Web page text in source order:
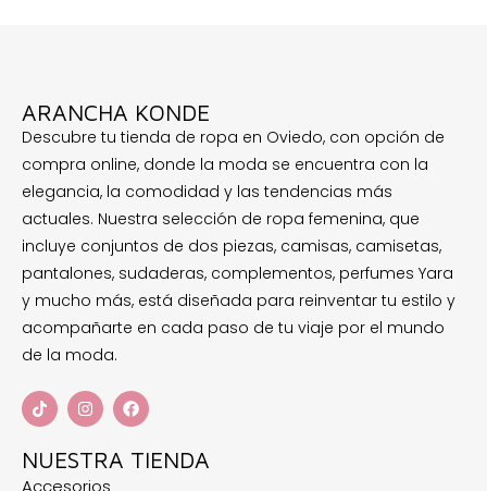
ARANCHA KONDE
Descubre tu tienda de ropa en Oviedo, con opción de
compra online, donde la moda se encuentra con la
elegancia, la comodidad y las tendencias más
actuales. Nuestra selección de ropa femenina, que
incluye conjuntos de dos piezas, camisas, camisetas,
pantalones, sudaderas, complementos, perfumes Yara
y mucho más, está diseñada para reinventar tu estilo y
acompañarte en cada paso de tu viaje por el mundo
de la moda.
NUESTRA TIENDA
Accesorios